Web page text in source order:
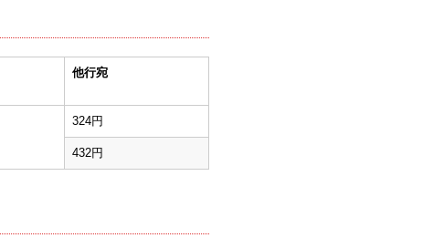
他行宛
324円
432円